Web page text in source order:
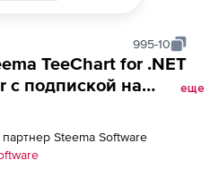
995-10
TeeChart for .NET
с подпиской на
(включает код
еще
Steema Software